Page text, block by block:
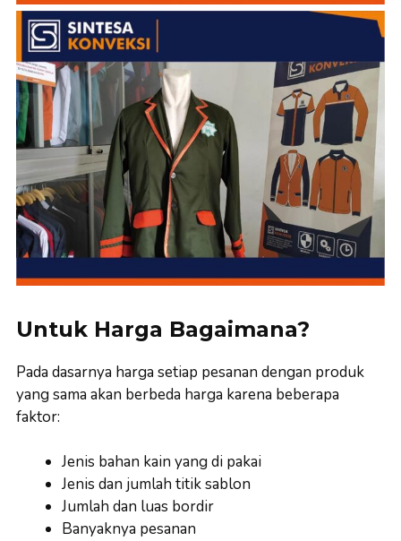
Untuk Harga Bagaimana?
Pada dasarnya harga setiap pesanan dengan produk
yang sama akan berbeda harga karena beberapa
faktor:
Jenis bahan kain yang di pakai
Jenis dan jumlah titik sablon
Jumlah dan luas bordir
Banyaknya pesanan